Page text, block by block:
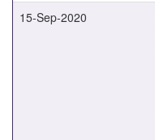
15-Sep-2020